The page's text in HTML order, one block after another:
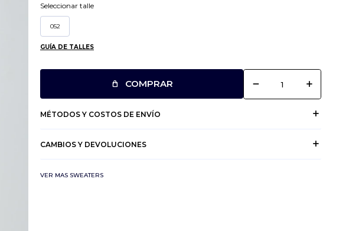
Seleccionar talle
052
GUÍA DE TALLES
COMPRAR remove add
MÉTODOS Y COSTOS DE ENVÍO
CAMBIOS Y DEVOLUCIONES
VER MAS SWEATERS